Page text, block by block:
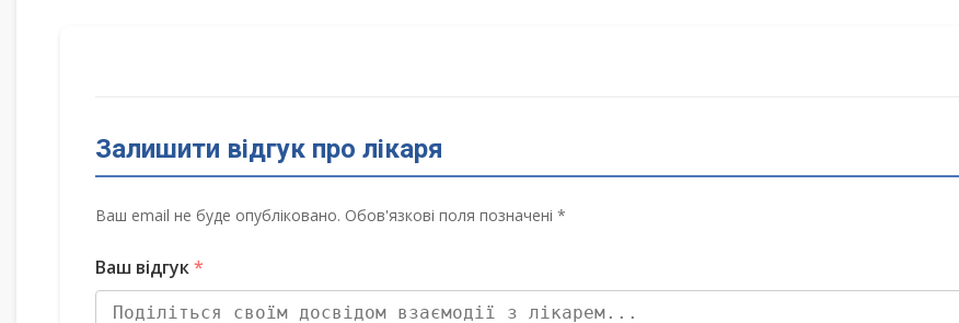
Залишити відгук про лікаря
Ваш email не буде опубліковано. Обов'язкові поля позначені *
Ваш відгук*